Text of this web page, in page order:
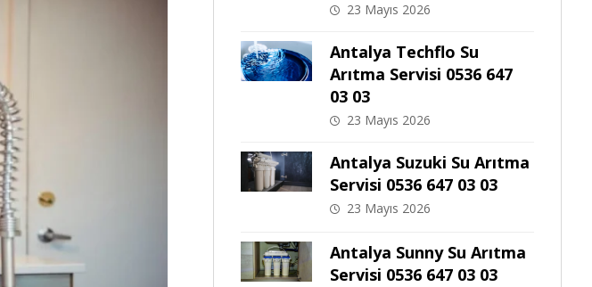
23 Mayıs 2026
Antalya Techflo Su
Arıtma Servisi 0536 647
03 03
23 Mayıs 2026
Antalya Suzuki Su Arıtma
Servisi 0536 647 03 03
23 Mayıs 2026
Antalya Sunny Su Arıtma
Servisi 0536 647 03 03